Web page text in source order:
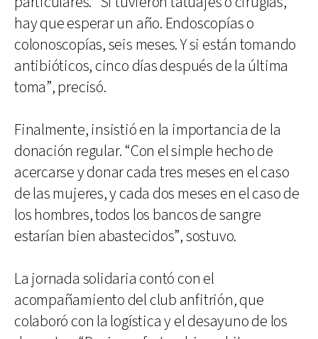
hay que esperar un año. Endoscopías o
colonoscopías, seis meses. Y si están tomando
antibióticos, cinco días después de la última
toma”, precisó.
Finalmente, insistió en la importancia de la
donación regular. “Con el simple hecho de
acercarse y donar cada tres meses en el caso
de las mujeres, y cada dos meses en el caso de
los hombres, todos los bancos de sangre
estarían bien abastecidos”, sostuvo.
La jornada solidaria contó con el
acompañamiento del club anfitrión, que
colaboró con la logística y el desayuno de los